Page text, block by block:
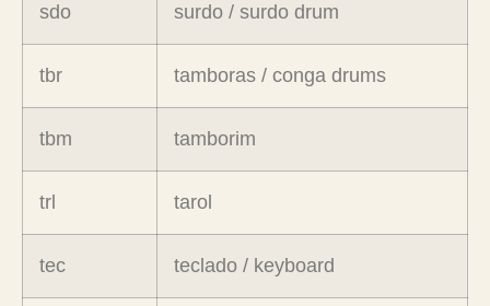
sdo surdo / surdo drum
tbr tamboras / conga drums
tbm tamborim
trl tarol
tec teclado / keyboard